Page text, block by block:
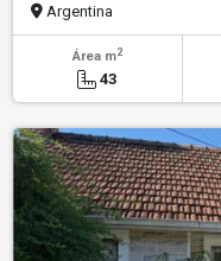
Argentina
Área m2
43